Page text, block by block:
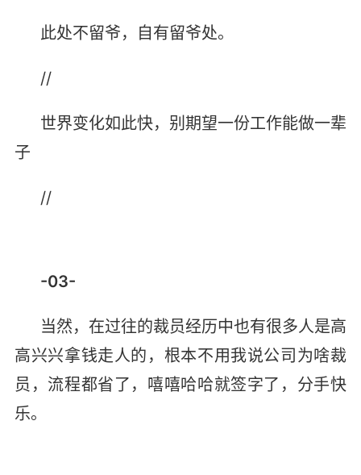
此处不留爷，自有留爷处。
//
世界变化如此快，别期望一份工作能做一辈
子
//
-03-
当然，在过往的裁员经历中也有很多人是高
高兴兴拿钱走人的，根本不用我说公司为啥裁
员，流程都省了，嘻嘻哈哈就签字了，分手快
乐。